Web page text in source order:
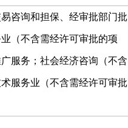
咨询和担保、经审批部门批
（不含需经许可审批的项
服务；社会经济咨询（不含
服务业（不含需经许可审批